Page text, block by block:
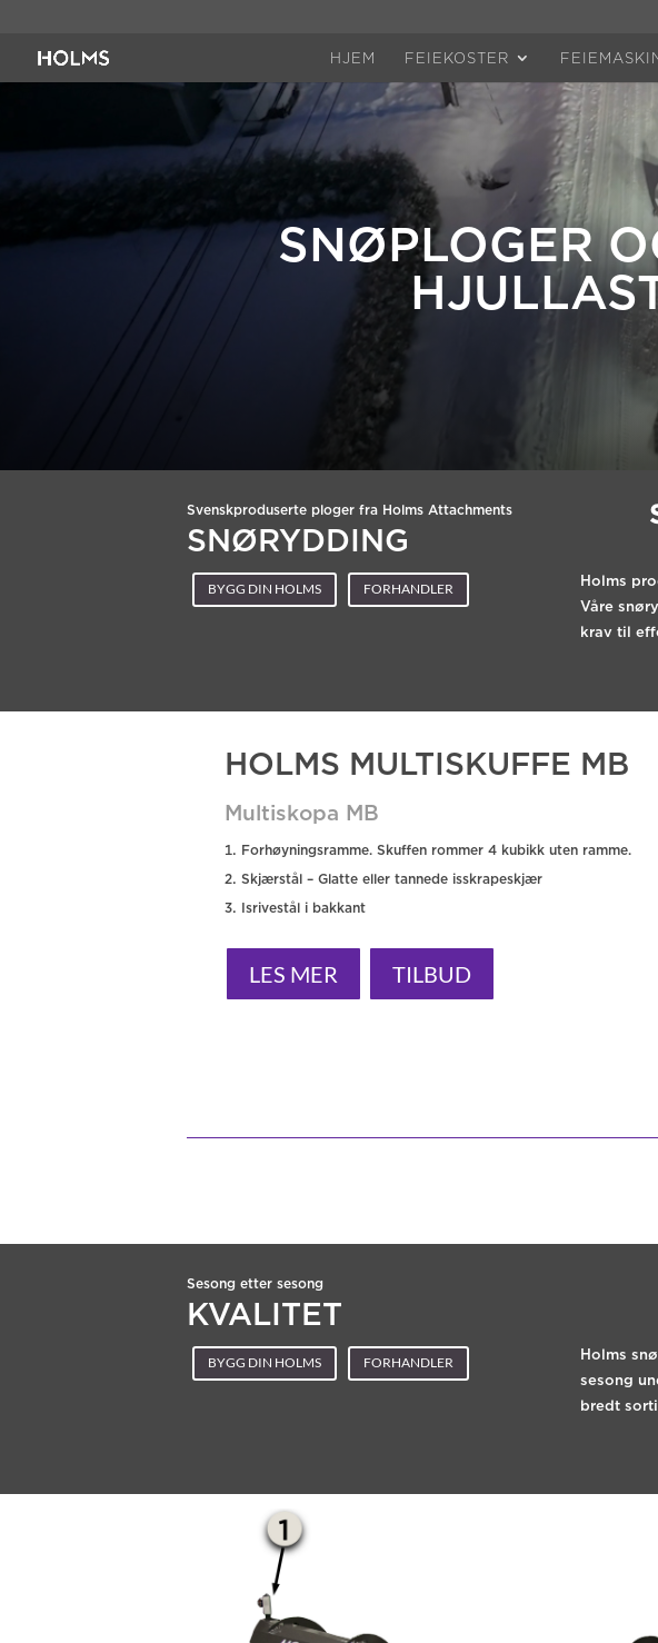
HJEM FEIEKOSTER
SNØPLOGER
Svenskproduserte ploger fra Holms Attachments
SNØRYDDING
BYGG DIN HOLMS FORHANDLER
Holms
Våre
krav til
HOLMS MULTISKUFFE MB
Multiskopa MB
Forhøyningsramme. Skuffen rommer 4 kubikk uten ramme.
Skjærstål – Glatte eller tannede isskrapeskjær
Isrivestål i bakkant
LES MER TILBUD
Sesong etter sesong
KVALITET
BYGG DIN HOLMS FORHANDLER
Holms
sesong
bredt